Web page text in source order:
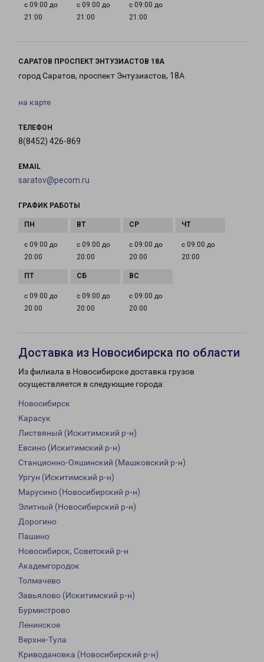
с 09:00 до
21:00
с 09:00 до
21:00
с 09:00 до
21:00
САРАТОВ ПРОСПЕКТ ЭНТУЗИАСТОВ 18А
город Саратов, проспект Энтузиастов, 18А
на карте
ТЕЛЕФОН
8(8452) 426-869
EMAIL
saratov@pecom.ru
ГРАФИК РАБОТЫ
с 09:00 до
20:00
с 09:00 до
20:00
с 09:00 до
20:00
с 09:00 до
20:00
с 09:00 до
20:00
с 09:00 до
20:00
с 09:00 до
20:00
Доставка из Новосибирска по области
Из филиала в Новосибирске доставка грузов
осуществляется в следующие города:
Новосибирск
Карасук
Листвяный (Искитимский р-н)
Евсино (Искитимский р-н)
Станционно-Ояшинский (Машковский р-н)
Ургун (Искитимский р-н)
Марусино (Новосибирский р-н)
Элитный (Новосибирский р-н)
Дорогино
Пашино
Новосибирск, Советский р-н
Академгородок
Толмачево
Завьялово (Искитимский р-н)
Бурмистрово
Ленинское
Верхне-Тула
Криводановка (Новосибирский р-н)